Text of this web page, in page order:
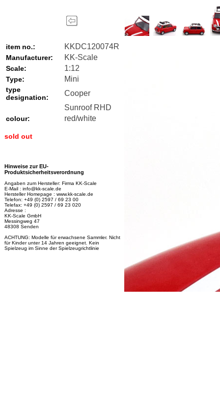
item no.: KKDC120074R
Manufacturer: KK-Scale
Scale: 1:12
Type: Mini
type
designation:
Cooper
Sunroof RHD
colour: red/white
sold out
Hinweise zur EU-
Produktsicherheitsverordnung
Angaben zum Hersteller: Firma KK-Scale
E-Mail : info@kk-scale.de
Hersteller Homepage : www.kk-scale.de
Telefon: +49 (0) 2597 / 69 23 00
Telefax: +49 (0) 2597 / 69 23 020
Adresse :
KK-Scale GmbH
Messingweg 47
48308 Senden
ACHTUNG: Modelle für erwachsene Sammler. Nicht
für Kinder unter 14 Jahren geeignet. Kein
Spielzeug im Sinne der Spielzeugrichtlinie